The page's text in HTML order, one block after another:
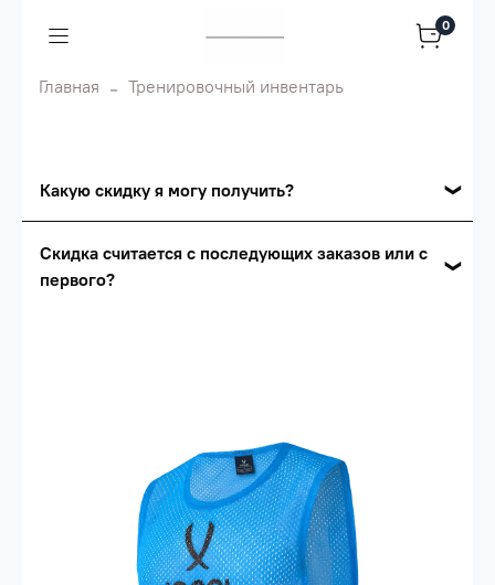
0
Главная Тренировочный инвентарь
Какую скидку я могу получить?
Сумма скидки зависит от стоимости вашего
сумма всех заказов за 6 месяцев -
30.000 рублей.
(33%)- сумма всех заказов за 6 месяцев
80.000 рублей
Скидка считается с последующих заказов или с
первого?